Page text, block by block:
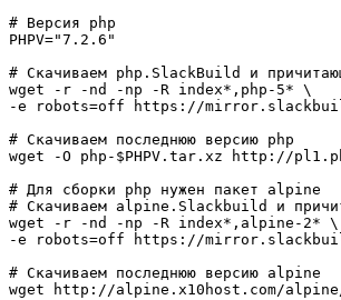
# Версия php
PHPV="7.2.6"
# Скачиваем php.SlackBuild и
wget
-r -nd -np -R index* ,php- 5*
-e
robots=off https: //
# Скачиваем последнюю версию php
wget
-O php- $PHPV .tar.xz http: //
# Для сборки php нужен пакет alpine
# Скачиваем alpine.Slackbuild и
wget
-r -nd -np -R index* ,alpine- 2*
-e
robots=off https: //
# Скачиваем последнюю версию alpine
wget http: //alpine.x10host.com/alpine